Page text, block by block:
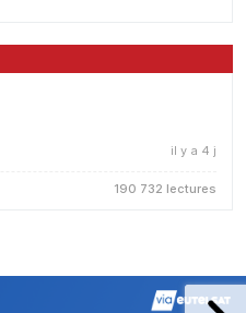
il y a 4 j
190 732 lectures